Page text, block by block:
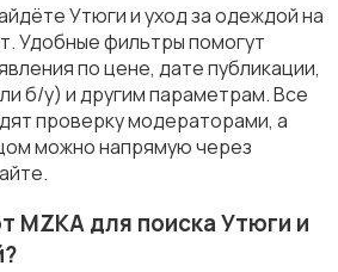
Утюги и уход за одеждой на
Удобные фильтры помогут
по цене, дате публикации,
б/у) и другим параметрам. Все
проверку модераторами, а
можно напрямую через
MZKA для поиска Утюги и